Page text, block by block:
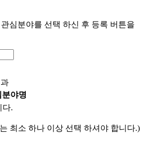
심분야를 선택 하신 후 등록 버튼을
분야명
다.
최소 하나 이상 선택 하셔야 합니다.)